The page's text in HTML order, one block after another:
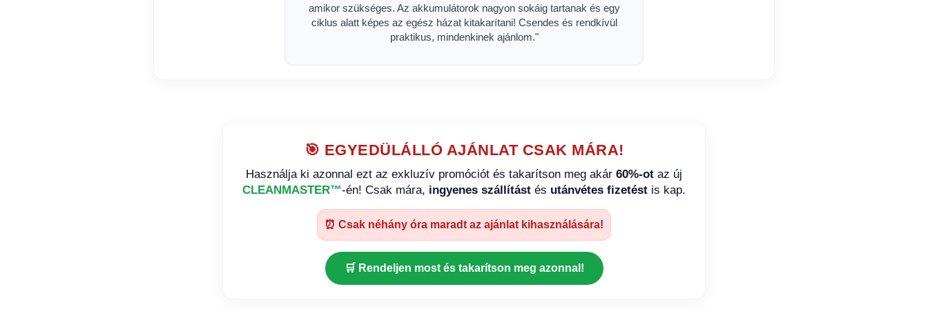
amikor szükséges. Az akkumulátorok nagyon sokáig tartanak és egy
ciklus alatt képes az egész házat kitakarítani! Csendes és rendkívül
praktikus, mindenkinek ajánlom."
🎯 EGYEDÜLÁLLÓ AJÁNLAT CSAK MÁRA!
Használja ki azonnal ezt az exkluzív promóciót és takarítson meg akár 60%-ot az új
CLEANMASTER™️-én! Csak mára, ingyenes szállítást és utánvétes fizetést is kap.
⏰ Csak néhány óra maradt az ajánlat kihasználására!
🛒 Rendeljen most és takarítson meg azonnal!